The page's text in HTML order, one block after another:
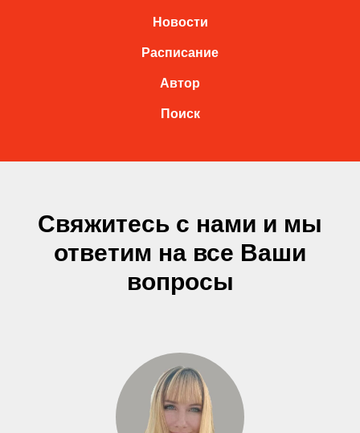
Новости
Расписание
Автор
Поиск
Свяжитесь с нами и мы
ответим на все Ваши
вопросы